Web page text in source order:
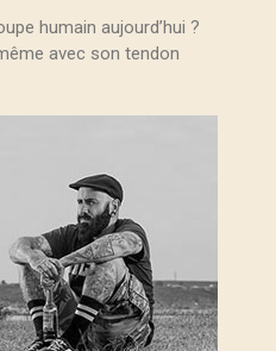
humain aujourd’hui ?
avec son tendon